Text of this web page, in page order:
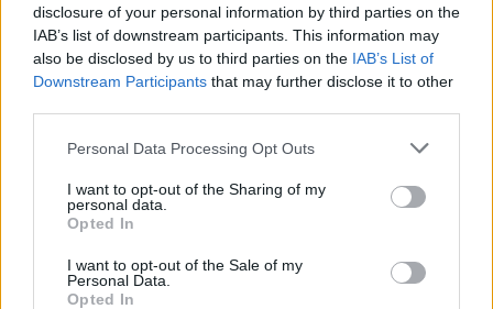
disclosure of your personal information by third parties on the
IAB’s list of downstream participants. This information may
also be disclosed by us to third parties on the IAB’s List of
Downstream Participants that may further disclose it to other
Personal Data Processing Opt Outs
I want to opt-out of the Sharing of my
personal data.
Opted In
I want to opt-out of the Sale of my
Personal Data.
Opted In
Országos
Kecskeméten is szakirányú
továbbképzésekkel erősít a Gál Ferenc
Egyetem
HIRDETÉS
HIRDETÉS